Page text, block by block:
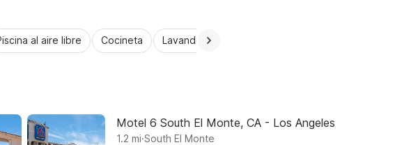
al aire libre Cocineta Lavandería automática
Motel 6 South El Monte, CA - Los Angeles
1.2 mi.South El Monte